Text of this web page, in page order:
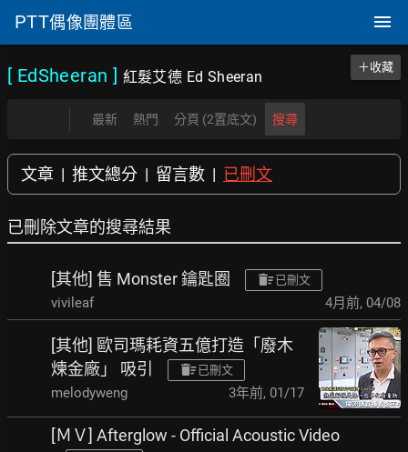
PTT偶像團體區
[ EdSheeran ] 紅髮艾德 Ed Sheeran
＋收藏
最新 熱門 分頁 (2置底文) 搜尋
文章 | 推文總分 | 留言數 | 已刪文
已刪除文章的搜尋結果
[其他] 售 Monster 鑰匙圈 已刪文
vivileaf 4月前, 04/08
[其他] 歐司瑪耗資五億打造「廢木
煉金廠」 吸引
已刪文
melodyweng 3年前, 01/17
[ＭＶ] Afterglow - Official Acoustic Video